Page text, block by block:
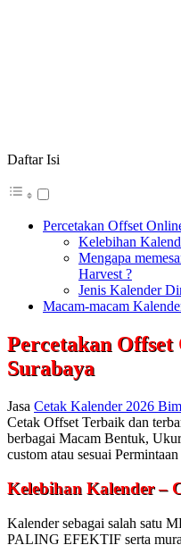
Daftar Isi
Percetakan Offset
Kelebihan
Mengapa
Harvest ?
Jenis Kalender
Macam-macam
Percetakan
Surabaya
Jasa Cetak Kalender 2026
Cetak Offset Terbaik dan
berbagai Macam Bentuk,
custom atau sesuai
Kelebihan Kalender –
Kalender sebagai salah satu
PALING EFEKTIF serta